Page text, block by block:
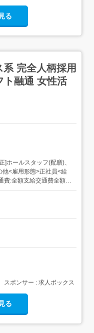
る
完全人柄採用
ト融通 女性活
]ホールスタッフ(配膳)、
他<雇用形態>正社員<給
:全額支給交通費全額支
社員:255,000円
食店経験者...
スポンサー : 求人ボックス
る